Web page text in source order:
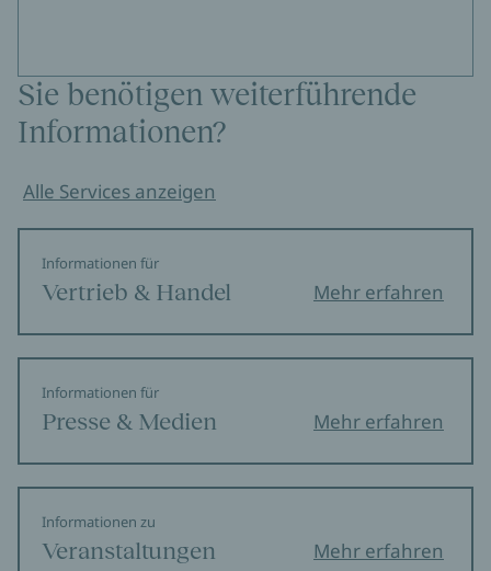
Sie benötigen weiterführende
Informationen?
Alle Services anzeigen
Informationen für
Vertrieb & Handel Mehr erfahren
Informationen für
Presse & Medien Mehr erfahren
Informationen zu
Veranstaltungen Mehr erfahren